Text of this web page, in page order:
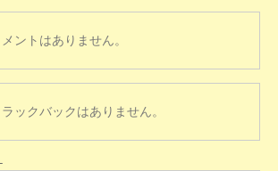
ントはありません。
ックバックはありません。